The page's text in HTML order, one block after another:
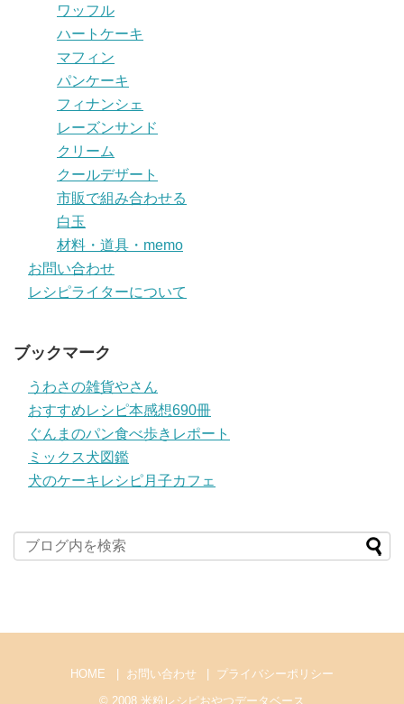
ワッフル
ハートケーキ
マフィン
パンケーキ
フィナンシェ
レーズンサンド
クリーム
クールデザート
市販で組み合わせる
白玉
材料・道具・memo
お問い合わせ
レシピライターについて
ブックマーク
うわさの雑貨やさん
おすすめレシピ本感想690冊
ぐんまのパン食べ歩きレポート
ミックス犬図鑑
犬のケーキレシピ月子カフェ
HOME お問い合わせ
プライバシーポリシー
© 2008 米粉レシピおやつデータベース